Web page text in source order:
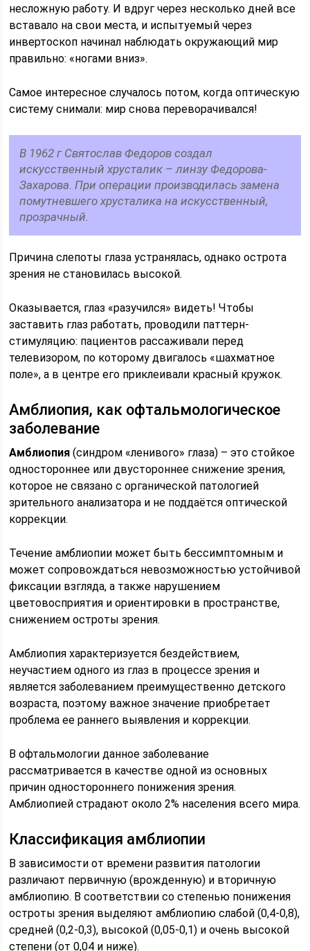
несложную работу. И вдруг через несколько дней все
вставало на свои места, и испытуемый через
инвертоскоп начинал наблюдать окружающий мир
правильно: «ногами вниз».
Самое интересное случалось потом, когда оптическую
систему снимали: мир снова переворачивался!
В 1962 г Святослав Федоров создал
искусственный хрусталик – линзу Федорова-
Захарова. При операции производилась замена
помутневшего хрусталика на искусственный,
прозрачный.
Причина слепоты глаза устранялась, однако острота
зрения не становилась высокой.
Оказывается, глаз «разучился» видеть! Чтобы
заставить глаз работать, проводили паттерн-
стимуляцию: пациентов рассаживали перед
телевизором, по которому двигалось «шахматное
поле», а в центре его приклеивали красный кружок.
Амблиопия, как офтальмологическое
заболевание
Амблиопия(синдром «ленивого» глаза) – это стойкое
одностороннее или двустороннее снижение зрения,
которое не связано с органической патологией
зрительного анализатора и не поддаётся оптической
коррекции.
Течение амблиопии может быть бессимптомным и
может сопровождаться невозможностью устойчивой
фиксации взгляда, а также нарушением
цветовосприятия и ориентировки в пространстве,
снижением остроты зрения.
Амблиопия характеризуется бездействием,
неучастием одного из глаз в процессе зрения и
является заболеванием преимущественно детского
возраста, поэтому важное значение приобретает
проблема ее раннего выявления и коррекции.
В офтальмологии данное заболевание
рассматривается в качестве одной из основных
причин одностороннего понижения зрения.
Амблиопией страдают около 2% населения всего мира.
Классификация амблиопии
В зависимости от времени развития патологии
различают первичную (врожденную) и вторичную
амблиопию. В соответствии со степенью понижения
остроты зрения выделяют амблиопию слабой (0,4-0,8),
средней (0,2-0,3), высокой (0,05-0,1) и очень высокой
степени (от 0,04 и ниже).